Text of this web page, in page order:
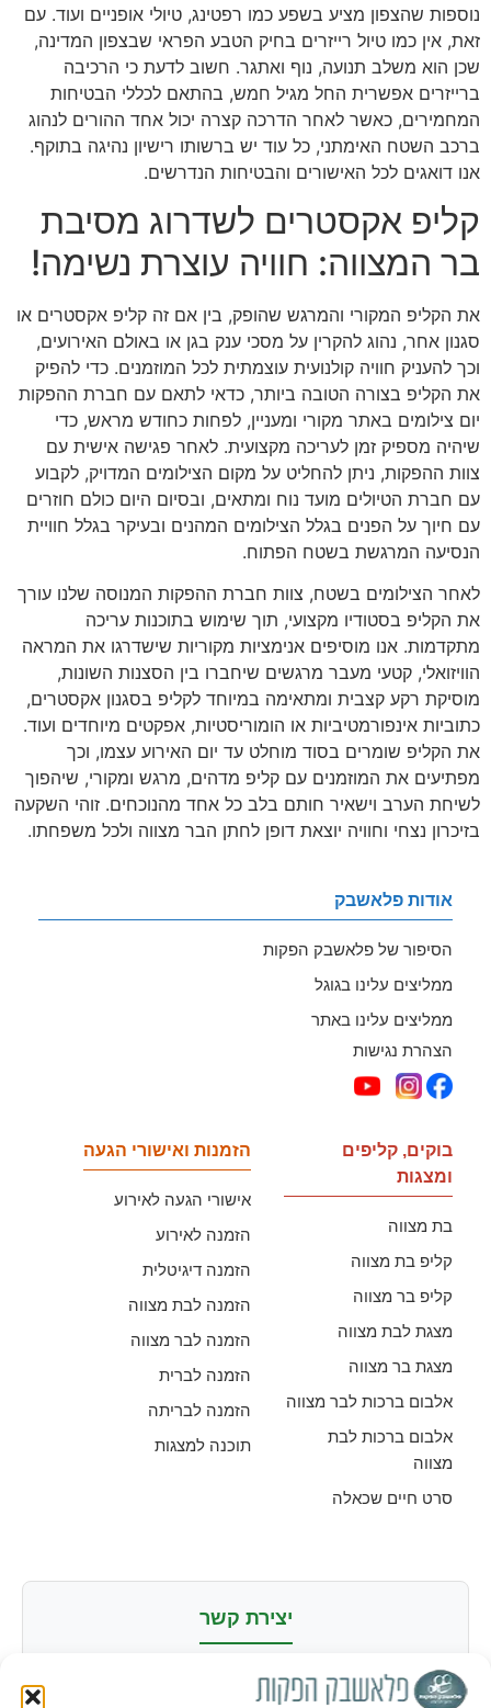
נוספות שהצפון מציע בשפע כמו רפטינג, טיולי אופניים ועוד. עם
זאת, אין כמו טיול רייזרים בחיק הטבע הפראי שבצפון המדינה,
שכן הוא משלב תנועה, נוף ואתגר. חשוב לדעת כי הרכיבה
ברייזרים אפשרית החל מגיל חמש, בהתאם לכללי הבטיחות
המחמירים, כאשר לאחר הדרכה קצרה יכול אחד ההורים לנהוג
ברכב השטח האימתני, כל עוד יש ברשותו רישיון נהיגה בתוקף.
אנו דואגים לכל האישורים והבטיחות הנדרשים.
קליפ אקסטרים לשדרוג מסיבת
בר המצווה: חוויה עוצרת נשימה!
את הקליפ המקורי והמרגש שהופק, בין אם זה קליפ אקסטרים או
סגנון אחר, נהוג להקרין על מסכי ענק בגן או באולם האירועים,
וכך להעניק חוויה קולנועית עוצמתית לכל המוזמנים. כדי להפיק
את הקליפ בצורה הטובה ביותר, כדאי לתאם עם חברת ההפקות
יום צילומים באתר מקורי ומעניין, לפחות כחודש מראש, כדי
שיהיה מספיק זמן לעריכה מקצועית. לאחר פגישה אישית עם
צוות ההפקות, ניתן להחליט על מקום הצילומים המדויק, לקבוע
עם חברת הטיולים מועד נוח ומתאים, ובסיום היום כולם חוזרים
עם חיוך על הפנים בגלל הצילומים המהנים ובעיקר בגלל חוויית
הנסיעה המרגשת בשטח הפתוח.
לאחר הצילומים בשטח, צוות חברת ההפקות המנוסה שלנו עורך
את הקליפ בסטודיו מקצועי, תוך שימוש בתוכנות עריכה
מתקדמות. אנו מוסיפים אנימציות מקוריות שישדרגו את המראה
הוויזואלי, קטעי מעבר מרגשים שיחברו בין הסצנות השונות,
מוסיקת רקע קצבית ומתאימה במיוחד לקליפ בסגנון אקסטרים,
כתוביות אינפורמטיביות או הומוריסטיות, אפקטים מיוחדים ועוד.
את הקליפ שומרים בסוד מוחלט עד יום האירוע עצמו, וכך
מפתיעים את המוזמנים עם קליפ מדהים, מרגש ומקורי, שיהפוך
לשיחת הערב וישאיר חותם בלב כל אחד מהנוכחים. זוהי השקעה
בזיכרון נצחי וחוויה יוצאת דופן לחתן הבר מצווה ולכל משפחתו.
אודות פלאשבק
הסיפור של פלאשבק הפקות
ממליצים עלינו בגוגל
ממליצים עלינו באתר
הצהרת נגישות
בוקים, קליפים
ומצגות
בת מצווה
קליפ בת מצווה
קליפ בר מצווה
מצגת לבת מצווה
מצגת בר מצווה
אלבום ברכות לבר מצווה
אלבום ברכות לבת
מצווה
סרט חיים שכאלה
הזמנות ואישורי הגעה
אישורי הגעה לאירוע
הזמנה לאירוע
הזמנה דיגיטלית
הזמנה לבת מצווה
הזמנה לבר מצווה
הזמנה לברית
הזמנה לבריתה
תוכנה למצגות
יצירת קשר
מורדי הגטאות 84, ראשון לציון |